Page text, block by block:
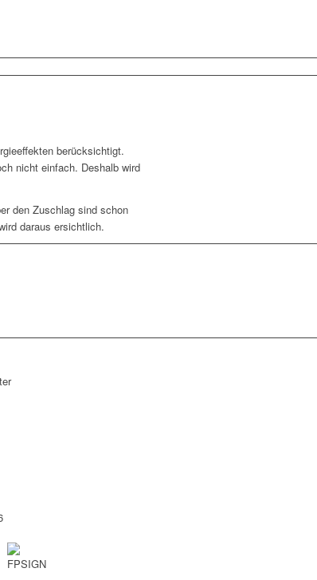
berücksichtigt.
nicht einfach. Deshalb wird
den Zuschlag sind schon
daraus ersichtlich.